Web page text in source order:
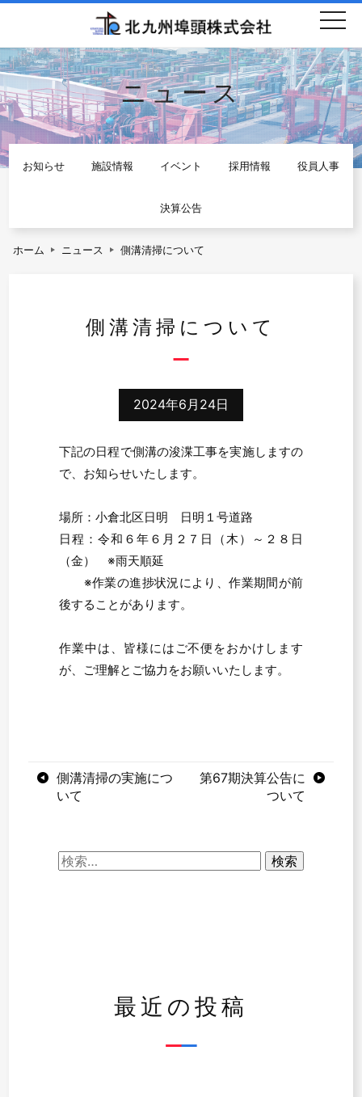
ニュース
お知らせ 施設情報 イベント 採用情報 役員人事
決算公告
ホーム ニュース 側溝清掃について
側溝清掃について
2024年6月24日
下記の日程で側溝の浚渫工事を実施しますの
で、お知らせいたします。
場所：小倉北区日明 日明１号道路
日程：令和６年６月２７日（木）～２８日
（金） ※雨天順延
※作業の進捗状況により、作業期間が前
後することがあります。
作業中は、皆様にはご不便をおかけします
が、ご理解とご協力をお願いいたします。
投 側溝清掃の実施につ
いて
第67期決算公告に
ついて
検
最近の投稿